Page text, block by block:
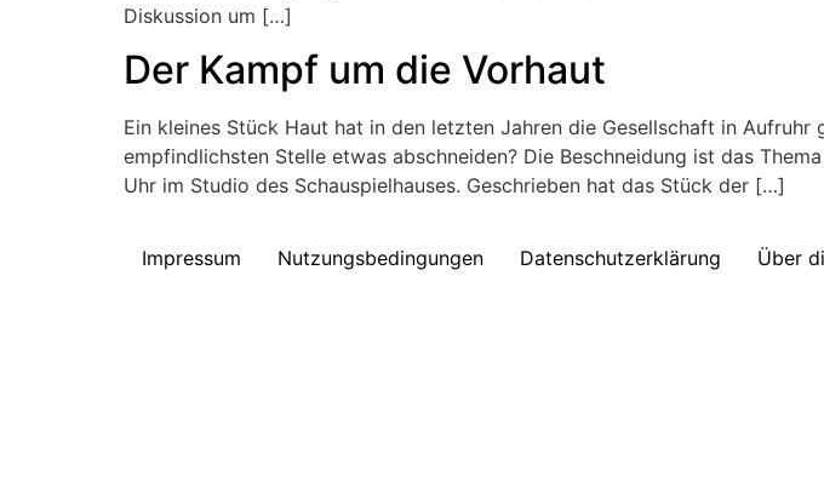
Diskussion um […]
Der Kampf um die Vorhaut
Ein kleines Stück Haut hat in den letzten Jahren die Gesellschaft in
empfindlichsten Stelle etwas abschneiden? Die Beschneidung ist das
Uhr im Studio des Schauspielhauses. Geschrieben hat das Stück der […]
Impressum Nutzungsbedingungen Datenschutzerklärung Über